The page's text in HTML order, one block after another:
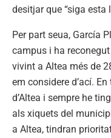
desitjar que “siga esta
Per part seua, García
campus i ha
vivint a Altea més de
em considere d’ací.
d’Altea i sempre he
als xiquets del
a Altea, tindran